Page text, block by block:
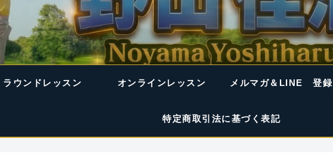
ラウンドレッスン オンラインレッスン メルマガ＆LINE 登録
特定商取引法に基づく表記